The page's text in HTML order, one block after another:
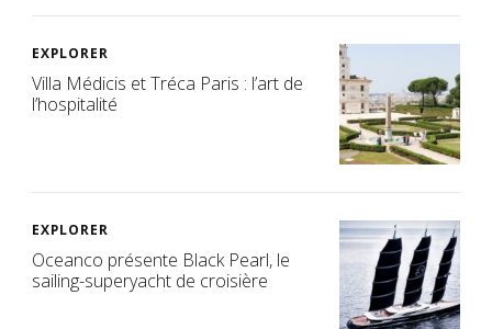
EXPLORER
Villa Médicis et Tréca Paris : l’art de
l’hospitalité
EXPLORER
Oceanco présente Black Pearl, le
sailing-superyacht de croisière